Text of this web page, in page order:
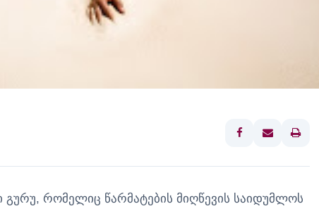
Print
რომელიც წარმატების მიღწევის საიდუმლოს